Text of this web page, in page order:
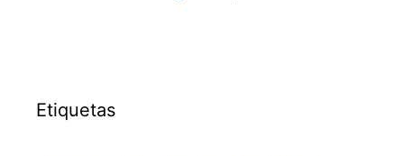
Etiquetas